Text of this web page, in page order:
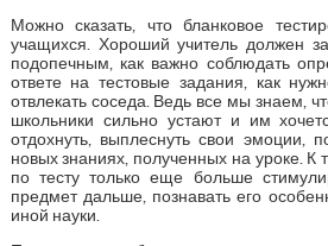
Можно сказать, что бланковое
учащихся. Хороший учитель должен
подопечным, как важно соблюдать
ответе на тестовые задания, как
отвлекать соседа. Ведь все мы знаем,
школьники сильно устают и им
отдохнуть, выплеснуть свои эмоции,
новых знаниях, полученных на уроке. К
по тесту только еще больше
предмет дальше, познавать его
иной науки.